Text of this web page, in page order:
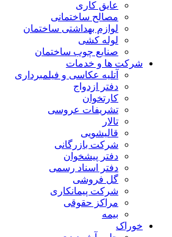
عایق کاری
مصالح ساختمانی
لوازم بهداشتی ساختمان
لوله کشی
صنایع چوب ساختمان
شرکت ها و خدمات
آتلیه عکاسی و فیلمبرداری
دفتر ازدواج
کارتخوان
تشریفات عروسی
تالار
قالیشویی
شرکت بازرگانی
دفتر پیشخوان
دفتر اسناد رسمی
گل فروشی
شرکت پیمانکاری
مراکز حقوقی
بیمه
خوراک